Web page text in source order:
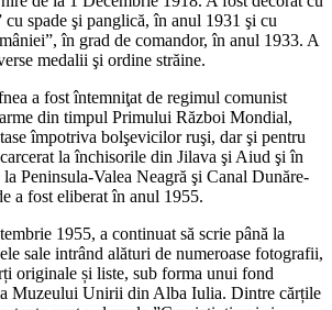
spade şi panglică, în anul 1931 şi cu
în grad de comandor, în anul 1933. A
medalii şi ordine străine.
a fost întemniţat de regimul comunist
din timpul Primului Război Mondial,
împotriva bolşevicilor ruşi, dar şi pentru
la închisorile din Jilava şi Aiud şi în
Peninsula-Valea Neagră şi Canal Dunăre-
a fost eliberat în anul 1955.
1955, a continuat să scrie până la
sale intrând alături de numeroase fotografii,
originale și liste, sub forma unui fond
Muzeului Unirii din Alba Iulia. Dintre cărțile